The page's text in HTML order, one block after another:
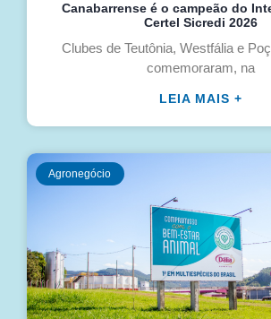
Canabarrense é o campeão do
Certel Sicredi 2026
Clubes de Teutônia, Westfália e
comemoraram, na
LEIA MAIS +
Agronegócio